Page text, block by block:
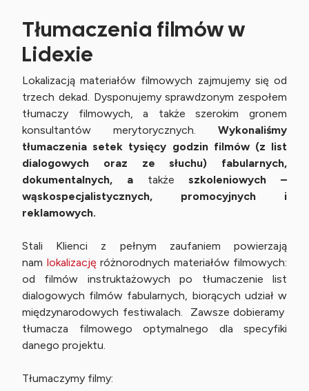
Tłumaczenia filmów w
Lidexie
Lokalizacją materiałów filmowych zajmujemy się od
trzech dekad. Dysponujemy sprawdzonym zespołem
tłumaczy filmowych, a także szerokim gronem
konsultantów merytorycznych. Wykonaliśmy
tłumaczenia setek tysięcy godzin filmów (z list
dialogowych oraz ze słuchu) fabularnych,
dokumentalnych, a takżeszkoleniowych –
wąskospecjalistycznych, promocyjnych i
reklamowych.
Stali Klienci z pełnym zaufaniem powierzają
nam lokalizacjęróżnorodnych materiałów filmowych:
od filmów instruktażowych po tłumaczenie list
dialogowych filmów fabularnych, biorących udział w
międzynarodowych festiwalach. Zawsze dobieramy
tłumacza filmowego optymalnego dla specyfiki
danego projektu.
Tłumaczymy filmy: